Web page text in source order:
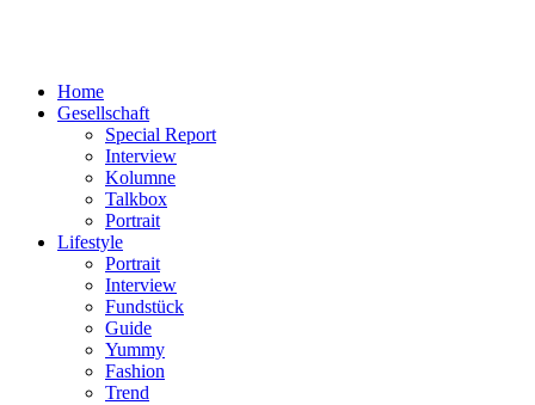
Home
Gesellschaft
Special Report
Interview
Kolumne
Talkbox
Portrait
Lifestyle
Portrait
Interview
Fundstück
Guide
Yummy
Fashion
Trend